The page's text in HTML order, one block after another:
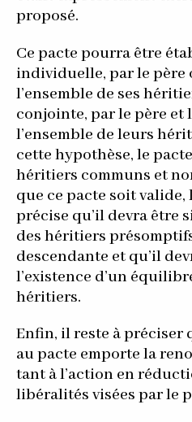
proposé.
Ce pacte pourra être
individuelle, par le père
l’ensemble de ses
conjointe, par le père et
l’ensemble de leurs
cette hypothèse, le
héritiers communs et
que ce pacte soit
précise qu’il devra être
des héritiers
descendante et qu’il
l’existence d’un
héritiers.
Enfin, il reste à préciser
au pacte emporte la
tant à l’action en
libéralités visées par le